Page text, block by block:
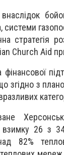
системи
стратегія
Church Aid
фінансової
згідно з
взимку 26 з
82%